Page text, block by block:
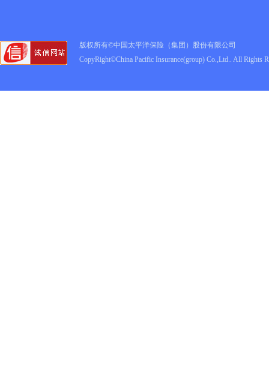
版权所有©中国太平洋保险（集团）股份有限公司
CopyRight©China Pacific Insurance(group) Co.,Ltd.. All Rights